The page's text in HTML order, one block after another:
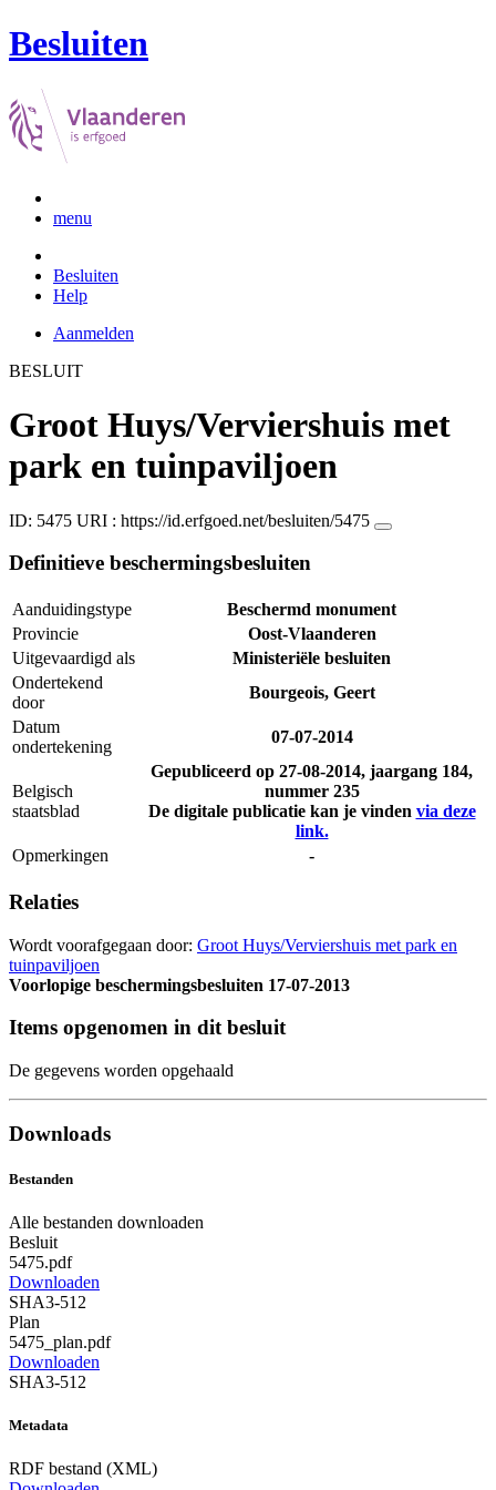
Besluiten
menu
Besluiten
Help
Aanmelden
BESLUIT
Groot Huys/Verviershuis met
park en tuinpaviljoen
ID: 5475 URI : https://id.erfgoed.net/besluiten/5475
Definitieve beschermingsbesluiten
Aanduidingstype
Beschermd monument
Provincie
Oost-Vlaanderen
Uitgevaardigd als
Ministeriële besluiten
Ondertekend
door
Bourgeois, Geert
Datum
ondertekening
07-07-2014
Belgisch
staatsblad
Gepubliceerd op 27-08-2014, jaargang 184,
nummer 235
De digitale publicatie kan je vinden via deze
link.
Opmerkingen
-
Relaties
Wordt voorafgegaan door: Groot Huys/Verviershuis met park en
tuinpaviljoen
Voorlopige beschermingsbesluiten 17-07-2013
Items opgenomen in dit besluit
De gegevens worden opgehaald
Downloads
Bestanden
Alle bestanden downloaden
Besluit
5475.pdf
Downloaden
SHA3-512
Plan
5475_plan.pdf
Downloaden
SHA3-512
Metadata
RDF bestand (XML)